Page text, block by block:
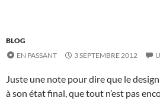
BLOG
EN PASSANT
3 SEPTEMBRE 2012
Juste une note pour dire que le
à son état final, que tout n’est pas